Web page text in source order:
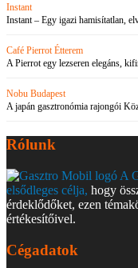
Instant
Instant – Egy igazi hamisítatlan,
Café Pierrot Étterem
A Pierrot egy lezseren elegáns,
Nobu Budapest
A japán gasztronómia rajongói
Rólunk
A
elsődleges célja, hogy
érdeklődőket, ezen
értékesítőivel.
Cégadatok